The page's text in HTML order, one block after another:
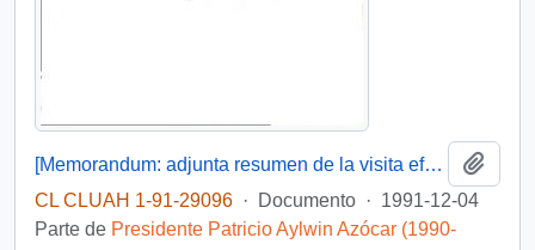
[Memorandum: adjunta resumen de la visita efectuada a la zona del carbón (VIII Región)]
CL CLUAH 1-91-29096 · Documento · 1991-12-04
Parte de Presidente Patricio Aylwin Azócar (1990-